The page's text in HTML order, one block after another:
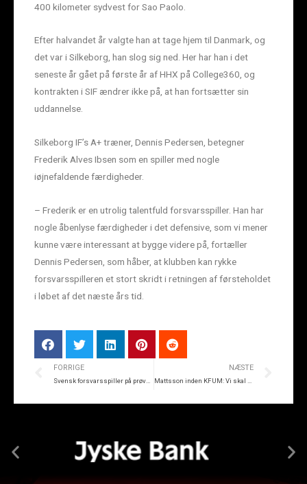
400 kilometer sydvest for Sao Paolo.
Efter halvandet år valgte han at tage hjem til Danmark, og
det var i Silkeborg, han slog sig ned. Her har han i det
seneste år gået på første år af HHX på College360, og
kontrakten i SIF ændrer ikke på, at han fortsætter sin
uddannelse.
Silkeborg IF’s A+ træner, Dennis Pedersen, betegner
Frederik Alves Ibsen som en spiller med nogle
iøjnefaldende færdigheder.
– Frederik er en utrolig talentfuld forsvarsspiller. Han har
nogle åbenlyse færdigheder i det defensive, som vi mener
kunne være interessant at bygge videre på, fortæller
Dennis Pedersen, som håber, at klubben kan rykke
forsvarsspilleren et stort skridt i retningen af førsteholdet
i løbet af det næste års tid.
FORRIGE
Svensk forsvarsspiller på prøvetræning i SIF
NÆSTE
Mattsson inden KFUM: Vi skal vise, hvor gode vi er